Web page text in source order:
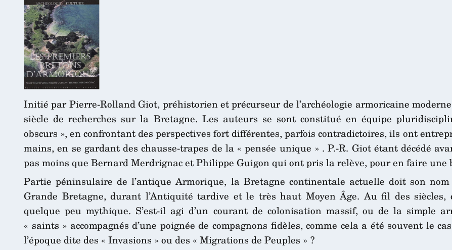
Initié par Pierre-Rolland Giot, préhistorien et précurseur de l’archéologie armoricaine
siècle de recherches sur la Bretagne. Les auteurs se sont constitué en équipe
obscurs », en confrontant des perspectives fort différentes, parfois contradictoires, ils ont
mains, en se gardant des chausse-trapes de la « pensée unique » . P.-R. Giot étant décédé
pas moins que Bernard Merdrignac et Philippe Guigon qui ont pris la relève, pour en faire une
Partie péninsulaire de l’antique Armorique, la Bretagne continentale actuelle doit son
Grande Bretagne, durant l’Antiquité tardive et le très haut Moyen Âge. Au fil des siècles,
quelque peu mythique. S’est-il agi d’un courant de colonisation massif, ou de la simple
« saints » accompagnés d’une poignée de compagnons fidèles, comme cela a été souvent le
l’époque dite des « Invasions » ou des « Migrations de Peuples » ?